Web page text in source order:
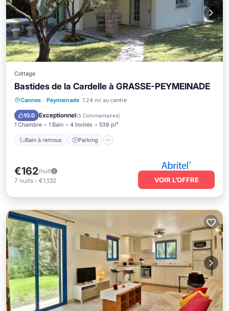
Cottage
Bastides de la Cardelle à GRASSE-PEYMEINADE
Cannes · Peymeinade 1.24 mi au centre
10.0 Exceptionnel(5 Commentaires)
1 Chambre 1 Bain 4 Invités 538 pi²
Bain à remous Parking
Bain à remous Parking
Balcon/Terrasse
€162/nuit
7 nuits - €1,132 VOIR L’OFFRE